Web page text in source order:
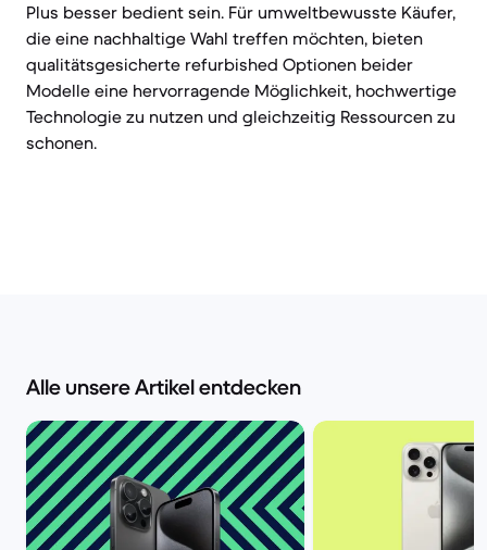
Plus besser bedient sein. Für umweltbewusste Käufer,
die eine nachhaltige Wahl treffen möchten, bieten
qualitätsgesicherte refurbished Optionen beider
Modelle eine hervorragende Möglichkeit, hochwertige
Technologie zu nutzen und gleichzeitig Ressourcen zu
schonen.
Alle unsere Artikel entdecken